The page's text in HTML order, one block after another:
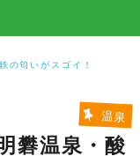
の匂いがスゴイ！
温泉
礬温泉・酸